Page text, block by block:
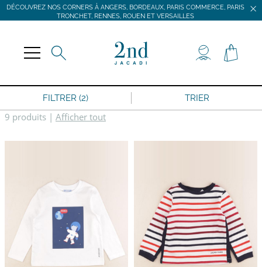
DÉCOUVREZ NOS CORNERS À ANGERS, BORDEAUX, PARIS COMMERCE, PARIS
TRONCHET, RENNES, ROUEN ET VERSAILLES
DÉCOUVREZ NOS CORNERS À ANGERS, BORDEAUX, PARIS COMMERCE, PARIS
TRONCHET, RENNES, ROUEN ET VERSAILLES
FILTRER (2) TRIER
9 produits | Afficher tout